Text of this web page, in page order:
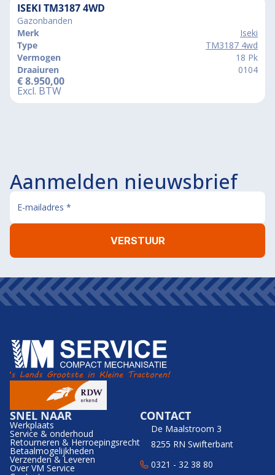
ISEKI TM3187 4WD
Gazonbanden
Merk
Iseki
Type
TM3187 4wd
Vermogen
18 Pk
Draaiuren
0104
€8.950,00
Excl. BTW
Aanmelden nieuwsbrief
SNEL NAAR
Werkplaats
Service & onderhoud
Retourneren & Herroepingsrecht
Betaalmogelijkheden
Verzenden & Leveren
Over VM Service
CONTACT
De Maalstroom 3
8255 RN Swifterbant
0321 - 32 38 80